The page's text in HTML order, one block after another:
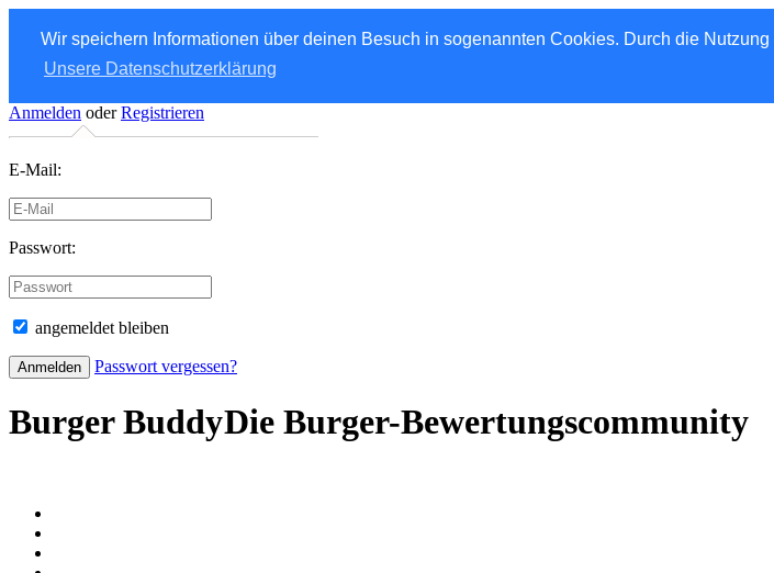
Wir speichern Informationen über deinen Besuch in sogenannten Cookies. Durch die
Unsere Datenschutzerklärung
Anmelden oder Registrieren
E-Mail:
Passwort:
angemeldet bleiben
Passwort vergessen?
Burger BuddyDie Burger-Bewertungscommunity